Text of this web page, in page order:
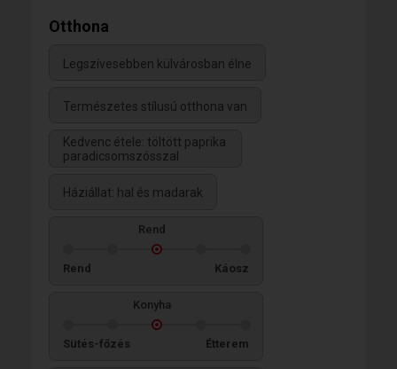
Otthona
Legszívesebben külvárosban élne
Természetes stílusú otthona van
Kedvenc étele: töltött paprika
paradicsomszósszal
Háziállat: hal és madarak
Rend
Rend Káosz
Konyha
Sütés-főzés Étterem